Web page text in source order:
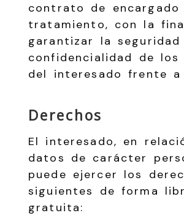
contrato de encargado
tratamiento, con la
garantizar la seguridad
confidencialidad de los
del interesado frente
Derechos
El interesado, en
datos de carácter
puede ejercer los
siguientes de forma
gratuita: